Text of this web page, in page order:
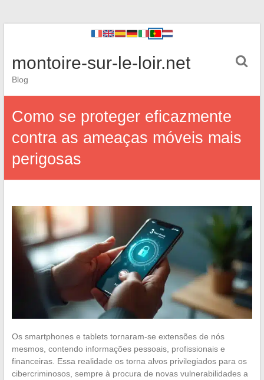
montoire-sur-le-loir.net
Blog
Como se proteger eficazmente
contra as ameaças móveis mais
perigosas
Os smartphones e tablets tornaram-se extensões de nós
mesmos, contendo informações pessoais, profissionais e
financeiras. Essa realidade os torna alvos privilegiados para os
cibercriminosos, sempre à procura de novas vulnerabilidades a